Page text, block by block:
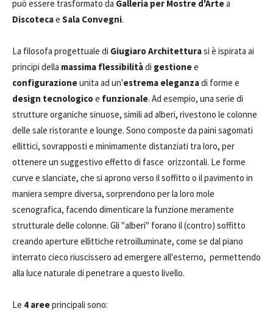
può essere trasformato da Galleria per Mostre d'Artea
Discotecae Sala Convegni.
La filosofa progettuale di Giugiaro Architetturasi è ispirata ai
principi della massima flessibilitàdi gestionee
configurazioneunita ad un'estrema eleganzadi forme e
design tecnologicoe funzionale. Ad esempio, una serie di
strutture organiche sinuose, simili ad alberi, rivestono le colonne
delle sale ristorante e lounge. Sono composte da paini sagomati
ellittici, sovrapposti e minimamente distanziati tra loro, per
ottenere un suggestivo effetto di fasce orizzontali. Le forme
curve e slanciate, che si aprono verso il soffitto o il pavimento in
maniera sempre diversa, sorprendono per la loro mole
scenografica, facendo dimenticare la funzione meramente
strutturale delle colonne. Gli "alberi" forano il (contro) soffitto
creando aperture ellittiche retroilluminate, come se dal piano
interrato cieco riuscissero ad emergere all'esterno, permettendo
alla luce naturale di penetrare a questo livello.
Le 4 areeprincipali sono: